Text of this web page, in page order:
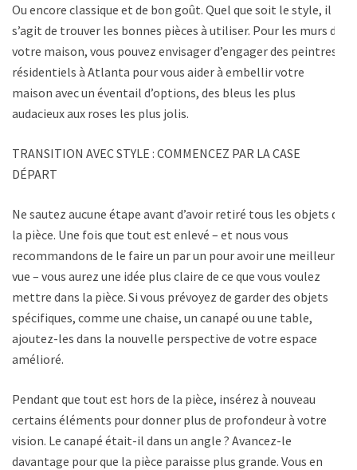
Ou encore classique et de bon goût. Quel que soit le style, il
s’agit de trouver les bonnes pièces à utiliser. Pour les murs de
votre maison, vous pouvez envisager d’engager des peintres
résidentiels à Atlanta pour vous aider à embellir votre
maison avec un éventail d’options, des bleus les plus
audacieux aux roses les plus jolis.
TRANSITION AVEC STYLE : COMMENCEZ PAR LA CASE
DÉPART
Ne sautez aucune étape avant d’avoir retiré tous les objets de
la pièce. Une fois que tout est enlevé – et nous vous
recommandons de le faire un par un pour avoir une meilleure
vue – vous aurez une idée plus claire de ce que vous voulez
mettre dans la pièce. Si vous prévoyez de garder des objets
spécifiques, comme une chaise, un canapé ou une table,
ajoutez-les dans la nouvelle perspective de votre espace
amélioré.
Pendant que tout est hors de la pièce, insérez à nouveau
certains éléments pour donner plus de profondeur à votre
vision. Le canapé était-il dans un angle ? Avancez-le
davantage pour que la pièce paraisse plus grande. Vous en